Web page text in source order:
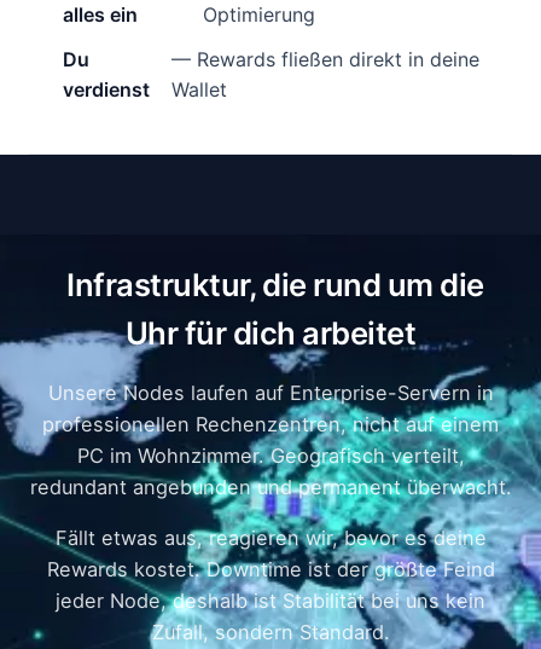
alles ein
Optimierung
Du
verdienst
— Rewards fließen direkt in deine
Wallet
Infrastruktur, die rund um die
Uhr für dich arbeitet
Unsere Nodes laufen auf Enterprise-Servern in
professionellen Rechenzentren, nicht auf einem
PC im Wohnzimmer. Geografisch verteilt,
redundant angebunden und permanent überwacht.
Fällt etwas aus, reagieren wir, bevor es deine
Rewards kostet. Downtime ist der größte Feind
jeder Node, deshalb ist Stabilität bei uns kein
Zufall, sondern Standard.